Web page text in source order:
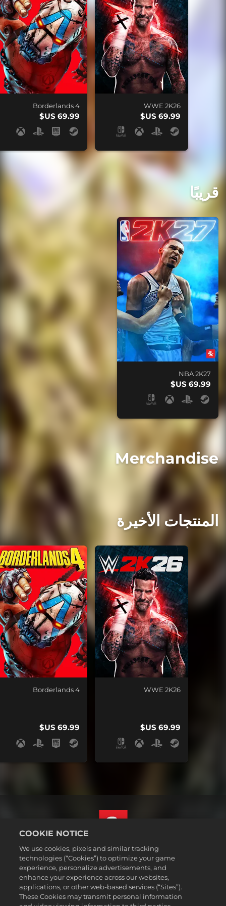
WWE 2K26
Borderlands 4
قريبًا
NBA 2K27
Merchandise
المنتجات الأخيرة
WWE 2K26
Borderlands 4
القسم القانوني
سياسة الخصوصية
سياسة ملفات تعريف الارتباط
العربية
COOKIE NOTICE
We use cookies, pixels and similar tracking
technologies (“Cookies”) to optimize your game
experience, personalize advertisements, and
enhance your experience across our websites,
applications, or other web-based services (“Sites”).
These Cookies may transmit personal information